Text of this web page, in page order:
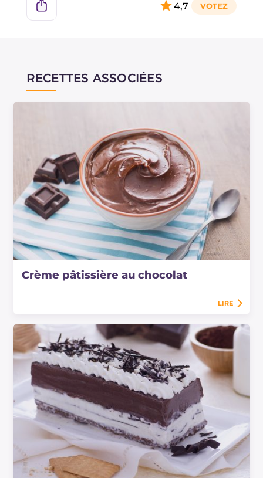
4,7
RECETTES ASSOCIÉES
Crème pâtissière au chocolat
LIRE